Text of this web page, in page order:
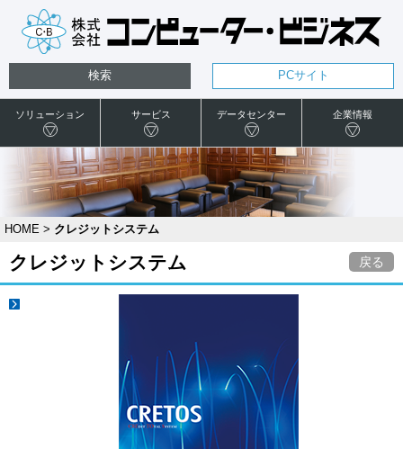
PCサイト
検索
ソリューション サービス データセンター 企業情報
HOME > クレジットシステム
クレジットシステム 戻る